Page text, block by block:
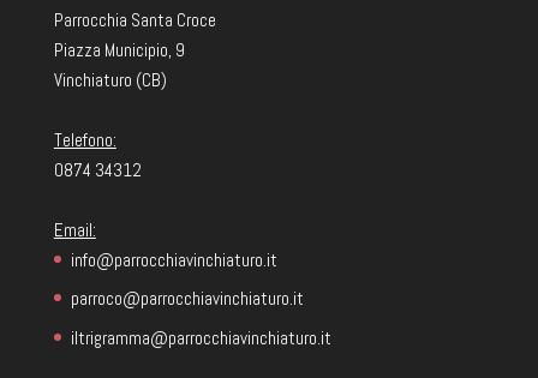
Parrocchia Santa Croce
Piazza Municipio, 9
Vinchiaturo (CB)
Telefono:
0874 34312
Email:
info@parrocchiavinchiaturo.it
parroco@parrocchiavinchiaturo.it
iltrigramma@parrocchiavinchiaturo.it